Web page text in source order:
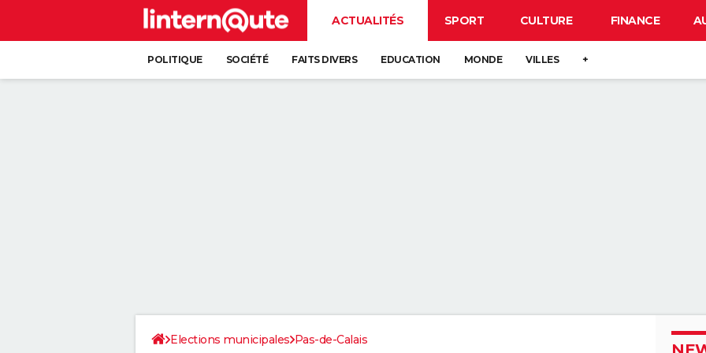
ACTUALITÉS SPORT CULTURE FINANCE
POLITIQUE SOCIÉTÉ FAITS DIVERS EDUCATION MONDE VILLES +
Elections municipales Pas-de-Calais